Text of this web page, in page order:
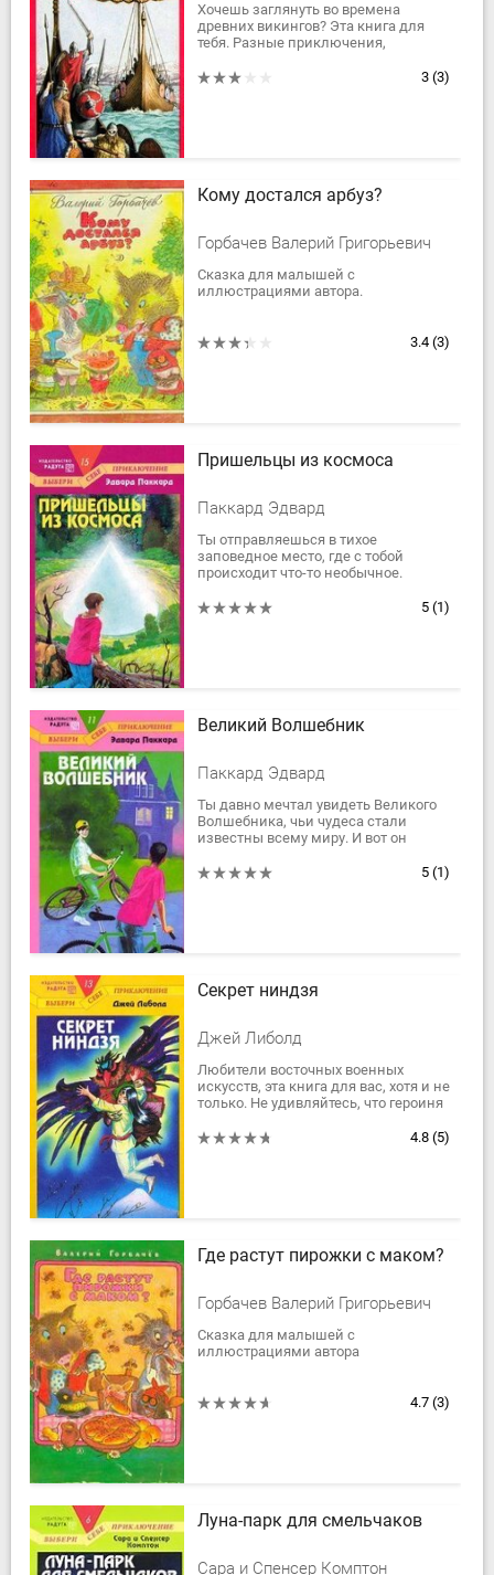
Хочешь заглянуть во времена
древних викингов? Эта книга для
тебя. Разные приключения,
ждут тебя на страницах этой книги-
3 (3)
Кому достался арбуз?
Горбачев Валерий Григорьевич
Сказка для малышей с
иллюстрациями автора.
3.4 (3)
Пришельцы из космоса
Паккард Эдвард
Ты отправляешься в тихое
заповедное место, где с тобой
происходит что-то необычное.
Соколиной горе, пролетает
5 (1)
Великий Волшебник
Паккард Эдвард
Ты давно мечтал увидеть Великого
Волшебника, чьи чудеса стали
известны всему миру. И вот он
Ты решаешь проникнуть к нему в5 (1)
Секрет ниндзя
Джей Либолд
Любители восточных военных
искусств, эта книга для вас, хотя и не
только. Не удивляйтесь, что героиня
боевыми искусствами...
4.8 (5)
Где растут пирожки с маком?
Горбачев Валерий Григорьевич
Сказка для малышей с
иллюстрациями автора
4.7 (3)
Луна-парк для смельчаков
Сара и Спенсер Комптон